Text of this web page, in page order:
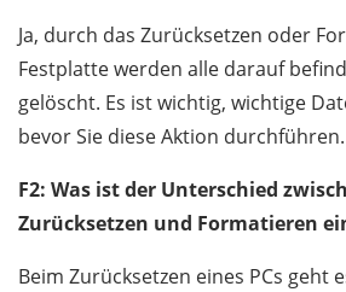
Ja, durch das Zurücksetzen oder
Festplatte werden alle darauf
gelöscht. Es ist wichtig, wichtige
bevor Sie diese Aktion durchführen.
F2: Was ist der Unterschied
Zurücksetzen und Formatieren
Beim Zurücksetzen eines PCs geht